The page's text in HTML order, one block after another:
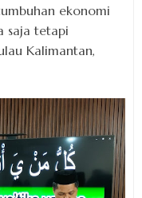
ekonomi
saja tetapi
Kalimantan,